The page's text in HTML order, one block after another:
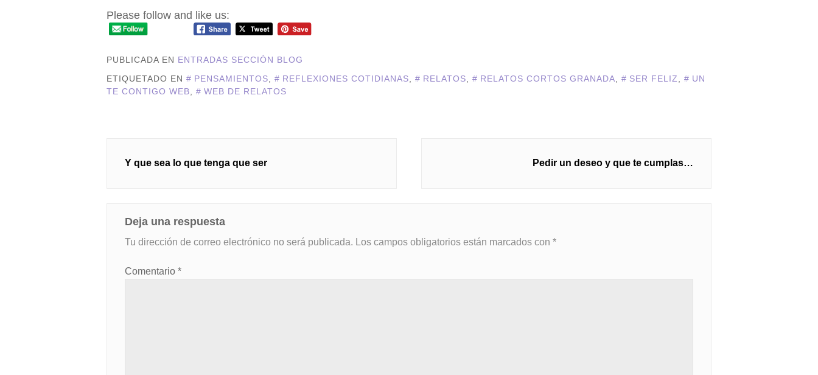
Please follow and like us:
PUBLICADA EN ENTRADAS SECCIÓN BLOG
ETIQUETADO EN
PENSAMIENTOS REFLEXIONES COTIDIANAS RELATOS RELATOS CORTOS GRANADA SER FELIZ
UN
TE CONTIGO WEB
WEB DE RELATOS
Y que sea lo que tenga que ser Pedir un deseo y que te cumplas…
Deja una respuesta
Tu dirección de correo electrónico no será publicada. Los campos obligatorios están marcados con *
Comentario *